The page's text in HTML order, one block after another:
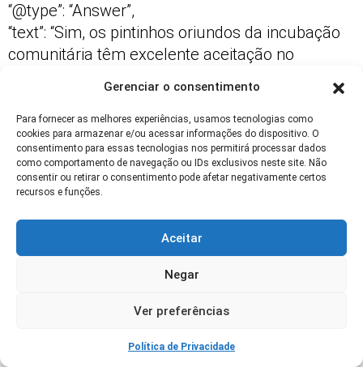
Gerenciar o consentimento
Para fornecer as melhores experiências, usamos tecnologias como
cookies para armazenar e/ou acessar informações do dispositivo. O
consentimento para essas tecnologias nos permitirá processar dados
como comportamento de navegação ou IDs exclusivos neste site. Não
consentir ou retirar o consentimento pode afetar negativamente certos
recursos e funções.
Aceitar
Negar
Ver preferências
Política de Privacidade
“@type”: “Answer”,
“text”: “Sim, os pintinhos oriundos da incubação
comunitária têm excelente aceitação no
agroecológicas.”
},
“name”: “Onde buscar apoio para começar uma
incubadora comunitária?”,
“text”: “É possível buscar apoio técnico e
institucional junto à Embrapa, Emater, sindicatos